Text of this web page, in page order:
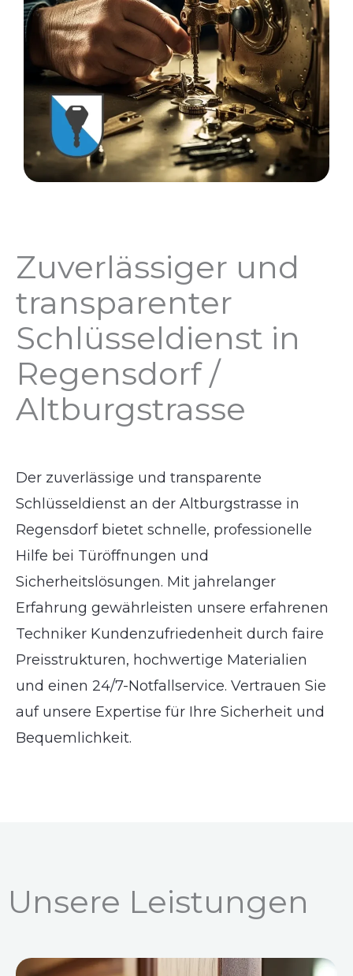
Zuverlässiger und
transparenter
Schlüsseldienst in
Regensdorf /
Altburgstrasse
Der zuverlässige und transparente
Schlüsseldienst an der Altburgstrasse in
Regensdorf bietet schnelle, professionelle
Hilfe bei Türöffnungen und
Sicherheitslösungen. Mit jahrelanger
Erfahrung gewährleisten unsere erfahrenen
Techniker Kundenzufriedenheit durch faire
Preisstrukturen, hochwertige Materialien
und einen 24/7-Notfallservice. Vertrauen Sie
auf unsere Expertise für Ihre Sicherheit und
Bequemlichkeit.
Unsere Leistungen